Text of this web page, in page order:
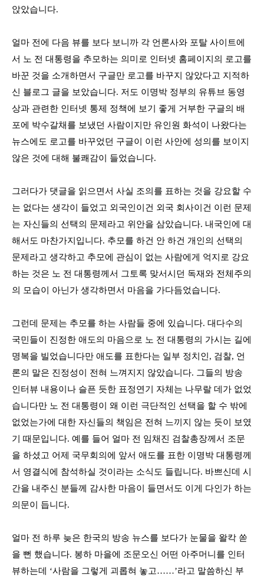
앉았습니다.
얼마 전에 다음 뷰를 보다 보니까 각 언론사와 포탈 사이트에
서 노 전 대통령을 추모하는 의미로 인터넷 홈페이지의 로고를
바꾼 것을 소개하면서 구글만 로고를 바꾸지 않았다고 지적하
신 블로그 글을 보았습니다. 저도 이명박 정부의 유튜브 동영
상과 관련한 인터넷 통제 정책에 보기 좋게 거부한 구글의 배
포에 박수갈채를 보냈던 사람이지만 유인원 화석이 나왔다는
뉴스에도 로고를 바꾸었던 구글이 이런 사안에 성의를 보이지
않은 것에 대해 불쾌감이 들었습니다.
그러다가 댓글을 읽으면서 사실 조의를 표하는 것을 강요할 수
는 없다는 생각이 들었고 외국인이건 외국 회사이건 이런 문제
는 자신들의 선택의 문제라고 위안을 삼았습니다. 내국인에 대
해서도 마찬가지입니다. 추모를 하건 안 하건 개인의 선택의
문제라고 생각하고 추모에 관심이 없는 사람에게 억지로 강요
하는 것은 노 전 대통령께서 그토록 맞서시던 독재와 전체주의
의 모습이 아닌가 생각하면서 마음을 가다듬었습니다.
그런데 문제는 추모를 하는 사람들 중에 있습니다. 대다수의
국민들이 진정한 애도의 마음으로 노 전 대통령의 가시는 길에
명복을 빌었습니다만 애도를 표한다는 일부 정치인 , 검찰, 언
론의 말은 진정성이 전혀 느껴지지 않았습니다. 그들의 방송
인터뷰 내용이나 슬픈 듯한 표정연기 자체는 나무랄 데가 없었
습니다만 노 전 대통령이 왜 이런 극단적인 선택을 할 수 밖에
없었는가에 대한 자신들의 책임은 전혀 느끼지 않는 듯이 보였
기 때문입니다. 예를 들어 얼마 전 임채진 검찰총장께서 조문
을 하셨고 어제 국무회의에 앞서 애도를 표한 이명박 대통령께
서 영결식에 참석하실 것이라는 소식도 들립니다. 바쁘신데 시
간을 내주신 분들께 감사한 마음이 들면서도 이게 다인가 하는
의문이 듭니다.
얼마 전 하루 늦은 한국의 방송 뉴스를 보다가 눈물을 왈칵 쏟
을 뻔 했습니다. 봉하 마을에 조문오신 어떤 아주머니를 인터
뷰하는데 ‘사람을 그렇게 괴롭혀 놓고……’라고 말씀하신 부